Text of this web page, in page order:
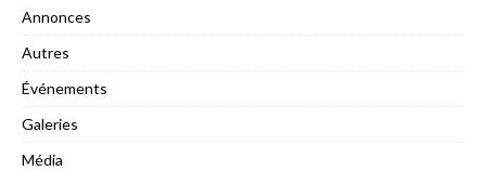
Annonces
Autres
Événements
Galeries
Média